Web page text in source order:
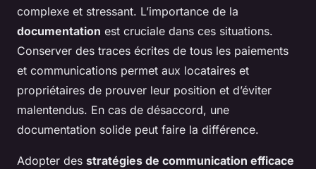
complexe et stressant. L’importance de la
documentation est cruciale dans ces situations.
Conserver des traces écrites de tous les paiements
et communications permet aux locataires et
propriétaires de prouver leur position et d’éviter
malentendus. En cas de désaccord, une
documentation solide peut faire la différence.
Adopter des stratégies de communication efficace